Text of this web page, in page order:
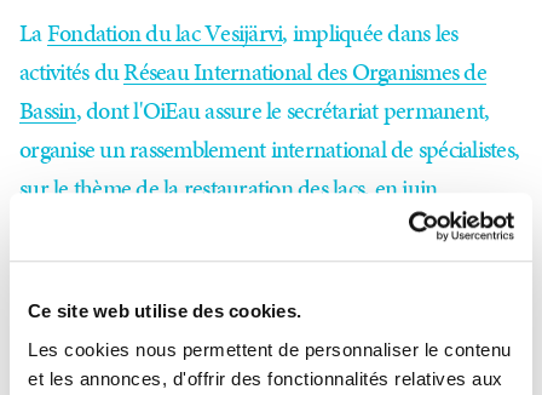
Ce site web utilise des cookies.
Les cookies nous permettent de personnaliser le contenu
et les annonces, d'offrir des fonctionnalités relatives aux
LaFondation du lac Vesijärvi, impliquée dans les
activités duRéseau International des Organismes de
Bassin, dont l'OiEau assure le secrétariat permanent,
organise un rassemblement international de spécialistes,
sur le thème de la restauration des lacs, en juin
Après le succès des précédentes éditions en 2018 et
2021, ce symposium 2024 sera à nouveau mené en
partenariat avec l'Université d'Helsinki, et leGroupe de